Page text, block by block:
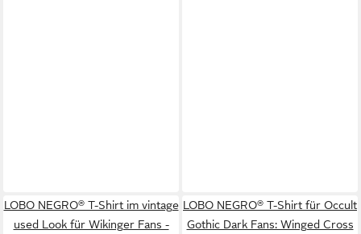
LOBO NEGRO® T-Shirt im vintage
used Look für Wikinger Fans -
LOBO NEGRO® T-Shirt für Occult
Gothic Dark Fans: Winged Cross